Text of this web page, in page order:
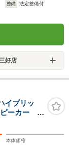
整備
法定整備付
好店
イブリッ
ーカー
ヒータ
インドス
本体価格